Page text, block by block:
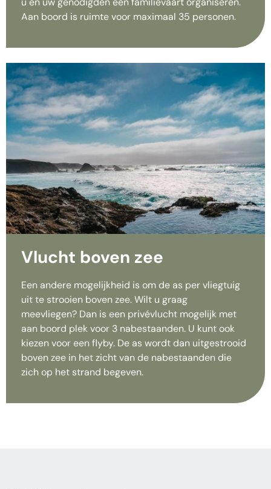
Aan boord is ruimte voor maximaal 35 personen.
Vlucht boven zee
Een andere mogelijkheid is om de as per vliegtuig
uit te strooien boven zee. Wilt u graag
meevliegen? Dan is een privévlucht mogelijk met
aan boord plek voor 3 nabestaanden. U kunt ook
kiezen voor een flyby. De as wordtdan uitgestrooid
boven zee in het zicht van de nabestaanden die
zich op het strand begeven.